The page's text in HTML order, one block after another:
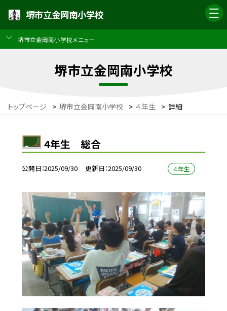
堺市立金岡南小学校
堺市立金岡南小学校メニュー
堺市立金岡南小学校
トップページ > 堺市立金岡南小学校 > ４年生 > 詳細
4年生 総合
公開日 2025/09/30 更新日 2025/09/30 ４年生